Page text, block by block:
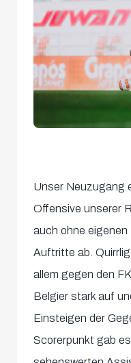
Unser Neuzugang
Offensive unserer
auch ohne eigenen
Auftritte ab.
allem gegen den
Belgier stark auf
Einsteigen der
Scorerpunkt gab